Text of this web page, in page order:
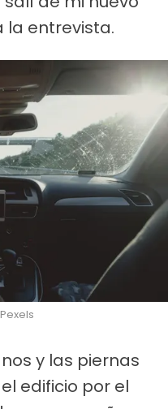
la entrevista.
y las piernas
edificio por el